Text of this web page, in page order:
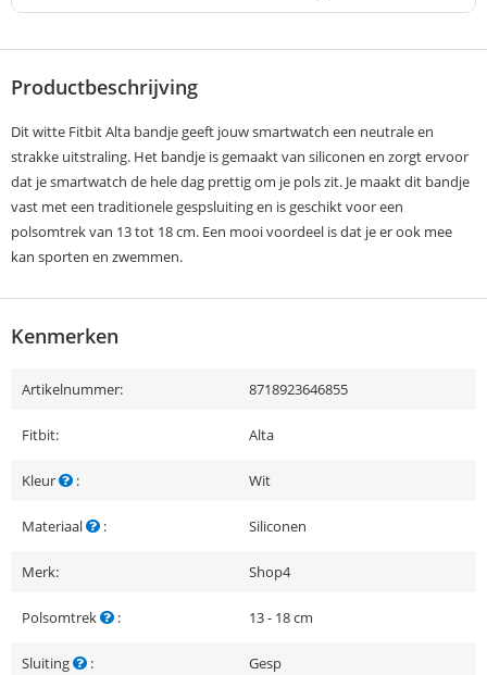
Productbeschrijving
Dit witte Fitbit Alta bandje geeft jouw smartwatch een neutrale en
strakke uitstraling. Het bandje is gemaakt van siliconen en zorgt ervoor
dat je smartwatch de hele dag prettig om je pols zit. Je maakt dit bandje
vast met een traditionele gespsluiting en is geschikt voor een
polsomtrek van 13 tot 18 cm. Een mooi voordeel is dat je er ook mee
kan sporten en zwemmen.
Kenmerken
Artikelnummer: 8718923646855
Fitbit: Alta
Kleur : Wit
Materiaal : Siliconen
Merk: Shop4
Polsomtrek : 13 - 18 cm
Sluiting : Gesp